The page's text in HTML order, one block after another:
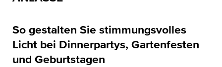
So gestalten Sie stimmungsvolles
Licht bei Dinnerpartys, Gartenfesten
und Geburtstagen